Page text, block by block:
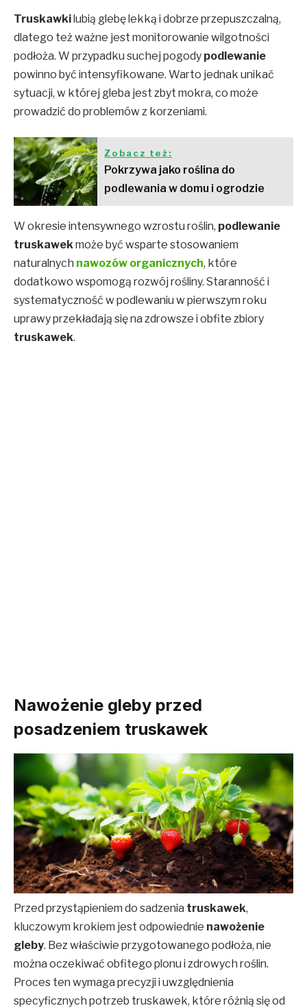
Truskawkilubią glebę lekką i dobrze przepuszczalną,
dlatego też ważne jest monitorowanie wilgotności
podłoża. W przypadku suchej pogody podlewanie
powinno być intensyfikowane. Warto jednak unikać
sytuacji, w której gleba jest zbyt mokra, co może
prowadzić do problemów z korzeniami.
Zobacz też:
Pokrzywa jako roślina do
podlewania w domu i ogrodzie
W okresie intensywnego wzrostu roślin, podlewanie
truskawekmoże być wsparte stosowaniem
naturalnych nawozów organicznych, które
dodatkowo wspomogą rozwój rośliny. Staranność i
systematyczność w podlewaniu w pierwszym roku
uprawy przekładają się na zdrowsze i obfite zbiory
truskawek.
Nawożenie gleby przed
posadzeniem truskawek
Przed przystąpieniem do sadzenia truskawek,
kluczowym krokiem jest odpowiednie nawożenie
gleby. Bez właściwie przygotowanego podłoża, nie
można oczekiwać obfitego plonu i zdrowych roślin.
Proces ten wymaga precyzji i uwzględnienia
specyficznych potrzeb truskawek, które różnią się od